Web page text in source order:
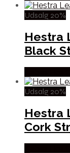
Udsalg 20%
Hestra
Black
Udsalg 20%
Hestra
Cork Str